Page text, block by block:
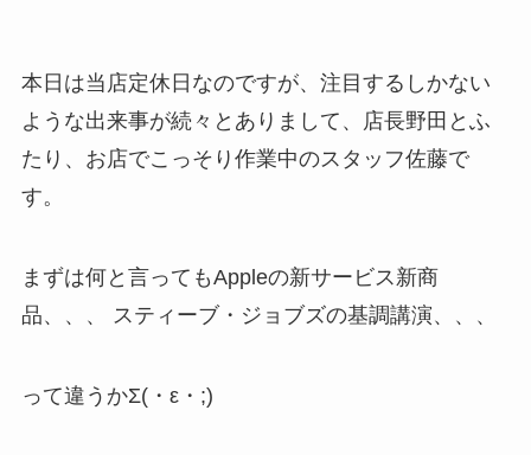
本日は当店定休日なのですが、注目するしかない
ような出来事が続々とありまして、店長野田とふ
たり、お店でこっそり作業中のスタッフ佐藤で
す。
まずは何と言ってもAppleの新サービス新商
品、、、 スティーブ・ジョブズの基調講演、、、
って違うかΣ(・ε・;)